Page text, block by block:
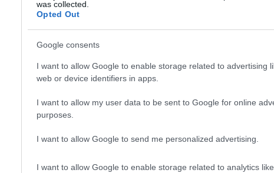
was collected.
Opted Out
Google consents
I want to allow Google to enable storage related to advertising
web or device identifiers in apps.
I want to allow my user data to be sent to Google for online
purposes.
I want to allow Google to send me personalized advertising.
I want to allow Google to enable storage related to analytics
„Régészként talán egy vagy két
valaki aranyékszert talál, az
dolog.”
A sértetlen állapotban megőrződött
nyaklánc vagy karkötő része lehetett.